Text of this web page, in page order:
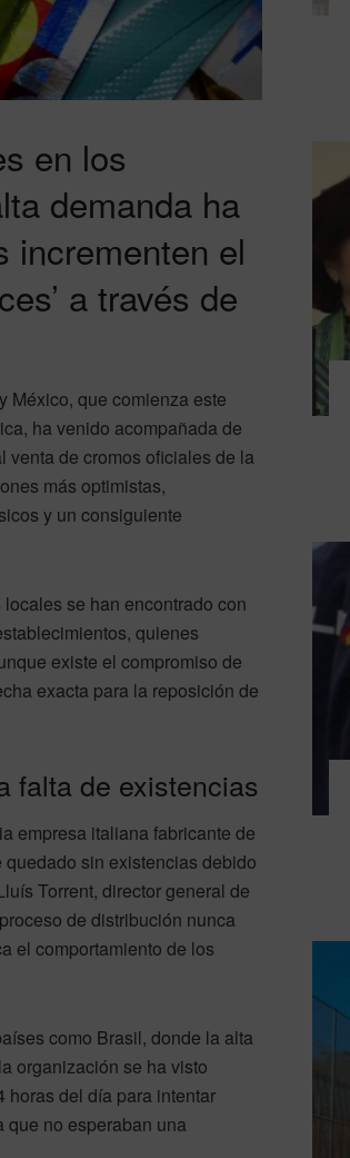
en los
demanda ha
incrementen el
a través de
México, que comienza este
ha venido acompañada de
venta de cromos oficiales de la
más optimistas,
y un consiguiente
se han encontrado con
quienes
existe el compromiso de
exacta para la reposición de
falta de existencias
empresa italiana fabricante de
sin existencias debido
Torrent, director general de
de distribución nunca
el comportamiento de los
como Brasil, donde la alta
organización se ha visto
horas del día para intentar
que no esperaban una